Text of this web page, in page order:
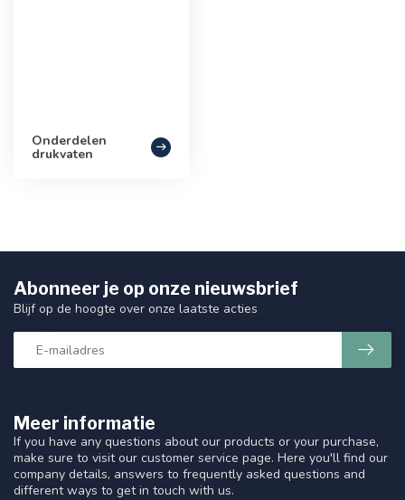
Onderdelen
drukvaten
Meer informatie
If you have any questions about our products or your purchase,
make sure to visit our customer service page. Here you'll find our
company details, answers to frequently asked questions and
different ways to get in touch with us.
Abonneer je op onze nieuwsbrief
Blijf op de hoogte over onze laatste acties